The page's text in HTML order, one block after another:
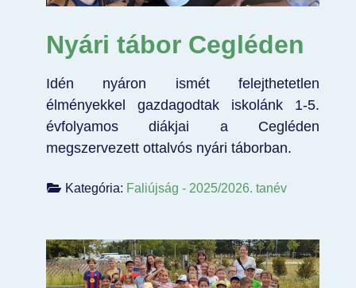
Nyári tábor Cegléden
Idén nyáron ismét felejthetetlen
élményekkel gazdagodtak iskolánk 1-5.
évfolyamos diákjai a Cegléden
megszervezett ottalvós nyári táborban.
Kategória: Faliújság - 2025/2026. tanév